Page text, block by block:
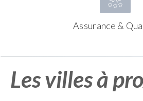
Assurance &
Les villes à